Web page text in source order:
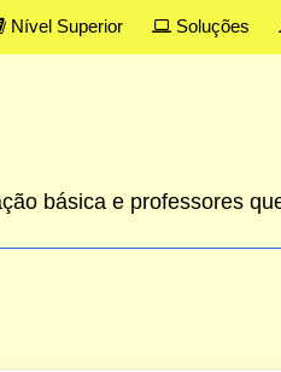
Nível Superior Soluções
básica e professores